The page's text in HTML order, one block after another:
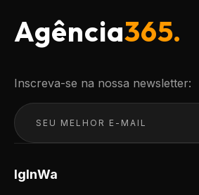
Agência365.
Inscreva-se na nossa newsletter:
IgInWa